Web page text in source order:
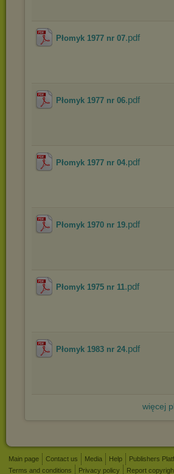
Płomyk 1977 nr 07.pdf
Płomyk 1977 nr 06.pdf
Płomyk 1977 nr 04.pdf
Płomyk 1970 nr 19.pdf
Płomyk 1975 nr 11.pdf
Płomyk 1983 nr 24.pdf
więcej
Main page Contact us Media Help
Publishers
Terms and conditions
Privacy policy Report